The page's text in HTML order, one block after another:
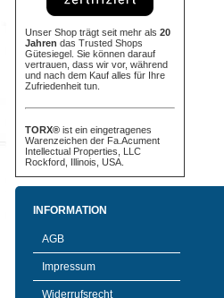
Unser Shop trägt seit mehr als 20
Jahren das Trusted Shops
Gütesiegel. Sie können darauf
vertrauen, dass wir vor, während
und nach dem Kauf alles für Ihre
Zufriedenheit tun.
TORX® ist ein eingetragenes
Warenzeichen der Fa.Acument
Intellectual Properties, LLC
Rockford, Illinois, USA.
INFORMATION
AGB
Impressum
Widerrufsrecht